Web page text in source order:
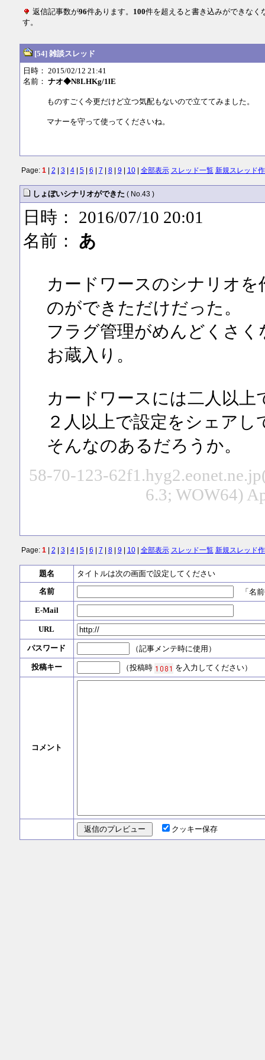
返信記事数が96件あります。 100件を超えると書き込みができなく
す。
[54] 雑談スレッド
日時： 2015/02/12 21:41
名前： ナオ◆N8LHKg/1lE
ものすごく今更だけど立つ気配もないので立ててみました。
マナーを守って使ってくださいね。
Page: 1| 2 3 4| 5| 6 7 8| 9 10| 全部表示 スレッド一覧 新規スレッド
しょぼいシナリオができた ( No.43 )
日時： 2016/07/10 20:01
名前： あ
カードワースのシナリオ
のができただけだった。
フラグ管理がめんどくさ
お蔵入り。
カードワースには二人以上
２人以上で設定をシェアし
そんなのあるだろうか。
58-70-123-
6.3; WOW64)
Page: 1| 2 3 4| 5| 6 7 8| 9 10| 全部表示 スレッド一覧 新規スレッド
題名
タイトルは次の画面で設定してください
名前
「名前
E-Mail
URL
パスワード （記事メンテ時に使用）
投稿キー （投稿時 を入力してください）
コメント
クッキー保存